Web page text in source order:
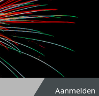
Aanmelden